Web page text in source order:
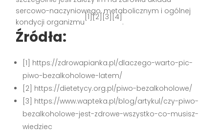
sercowo-naczyniowego, metabolicznym i ogólnej
kondycji organizmu
[1][2][3][4]
.
Źródła:
[1] https://zdrowapianka.pl/dlaczego-warto-pic-
piwo-bezalkoholowe-latem/
[2] https://dietetycy.org.pl/piwo-bezalkoholowe/
[3] https://www.wapteka.pl/blog/artykul/czy-piwo-
bezalkoholowe-jest-zdrowe-wszystko-co-musisz-
wiedziec